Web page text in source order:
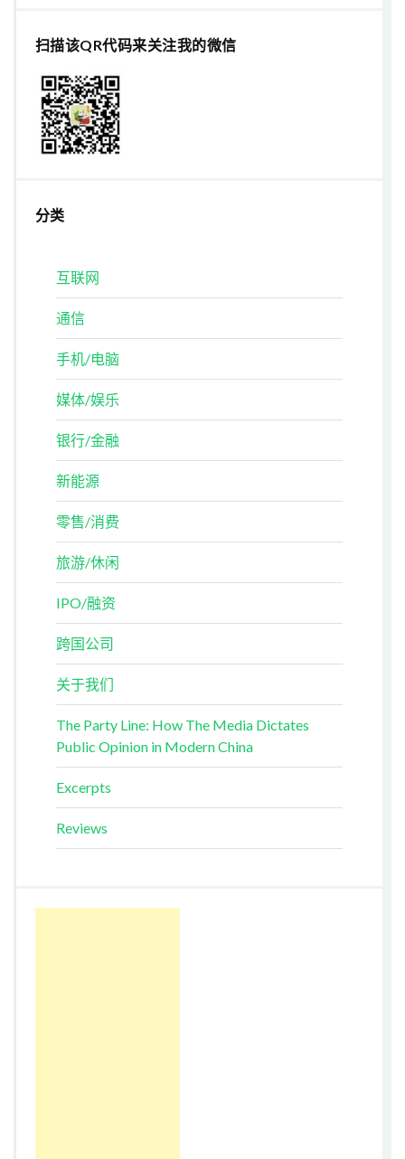
扫描该QR代码来关注我的微信
分类
互联网
通信
手机/电脑
媒体/娱乐
银行/金融
新能源
零售/消费
旅游/休闲
IPO/融资
跨国公司
关于我们
The Party Line: How The Media Dictates
Public Opinion in Modern China
Excerpts
Reviews